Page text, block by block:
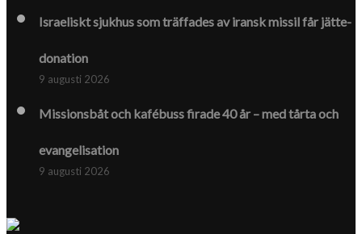
Israeliskt sjukhus som träffades av iransk missil får jätte­
donation
9 augusti 2026
Missionsbåt och kafébuss firade 40 år – med tårta och
evangelisation
9 augusti 2026